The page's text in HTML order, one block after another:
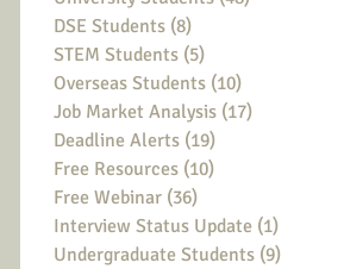
DSE Students (8)
STEM Students (5)
Overseas Students (10)
Job Market Analysis (17)
Deadline Alerts (19)
Free Resources (10)
Free Webinar (36)
Interview Status Update (1)
Undergraduate Students (9)